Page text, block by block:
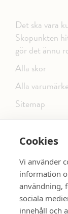
Cookies
Vi använder
information
användning,
sociala
innehåll och
Det ska vara
Skopunkten
gör det ännu
Alla skor
Alla
Sitemap
FÖLJ OSS PÅ
SE MER SKOR: